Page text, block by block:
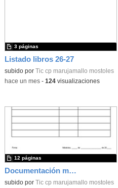
Listado libros 26-27
subido por Tic cp marujamallo mostoles
3 páginas
-hace un mes- 124visualizaciones
Documentación matriculación 26-27
subido por Tic cp marujamallo mostoles
12 páginas